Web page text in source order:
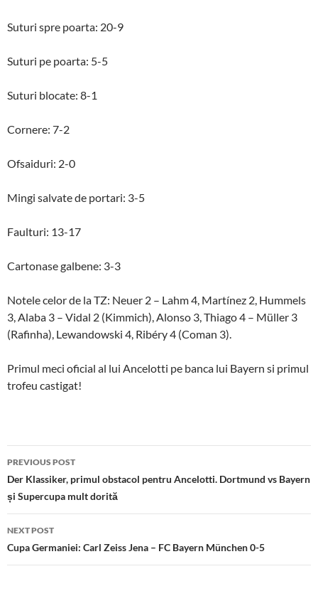
Suturi spre poarta: 20-9
Suturi pe poarta: 5-5
Suturi blocate: 8-1
Cornere: 7-2
Ofsaiduri: 2-0
Mingi salvate de portari: 3-5
Faulturi: 13-17
Cartonase galbene: 3-3
Notele celor de la TZ: Neuer 2 – Lahm 4, Martínez 2, Hummels
3, Alaba 3 – Vidal 2 (Kimmich), Alonso 3, Thiago 4 – Müller 3
(Rafinha), Lewandowski 4, Ribéry 4 (Coman 3).
Primul meci oficial al lui Ancelotti pe banca lui Bayern si primul
trofeu castigat!
Post
navigation
PREVIOUS POST
Der Klassiker, primul obstacol pentru Ancelotti. Dortmund vs Bayern
și Supercupa mult dorită
NEXT POST
Cupa Germaniei: Carl Zeiss Jena – FC Bayern München 0-5